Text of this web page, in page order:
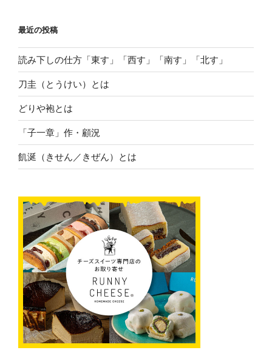
最近の投稿
読み下しの仕方「東す」「西す」「南す」「北す」
刀圭（とうけい）とは
どりや袍とは
「子一章」作・顧況
飢涎（きせん／きぜん）とは